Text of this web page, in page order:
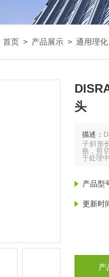
首页 > 产品展示 > 通用理化
头
描述：
子斜形
换，剪
于处理
产品型
更新时
产